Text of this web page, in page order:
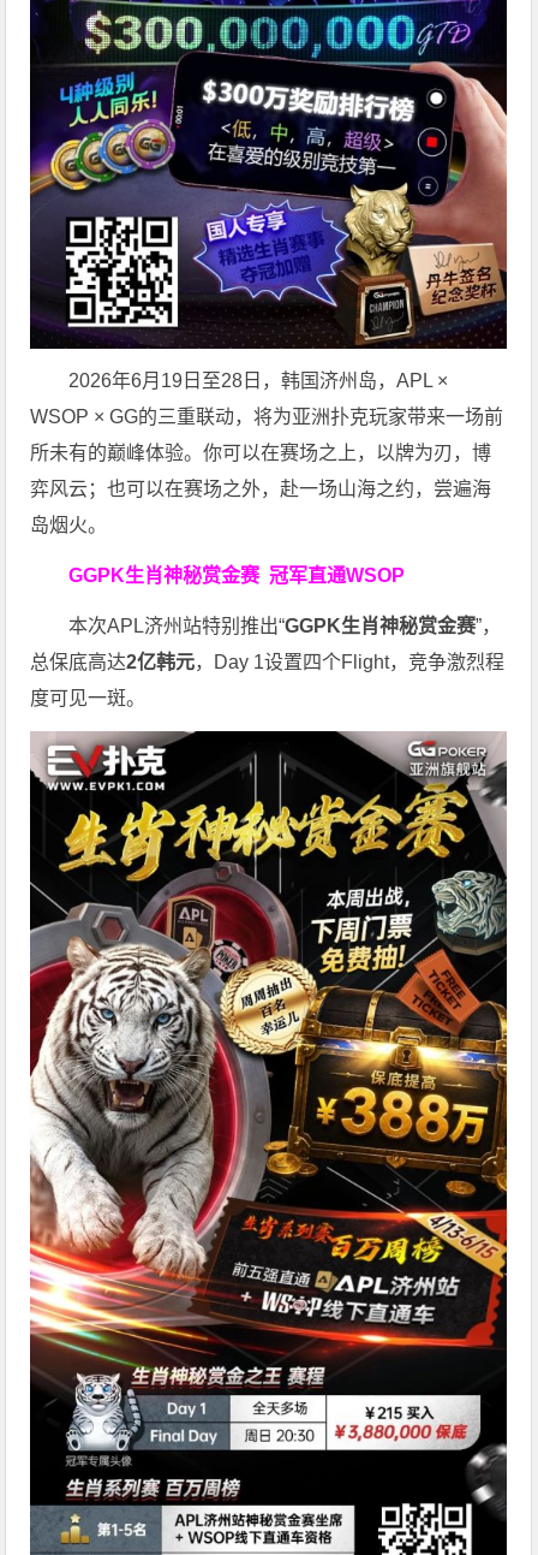
2026年6月19日至28日，韩国济州岛，APL ×
WSOP × GG的三重联动，将为亚洲扑克玩家带来一场前
所未有的巅峰体验。你可以在赛场之上，以牌为刃，博
弈风云；也可以在赛场之外，赴一场山海之约，尝遍海
岛烟火。
GGPK生肖神秘赏金赛冠军直通WSOP
本次APL济州站特别推出“GGPK生肖神秘赏金赛”，
总保底高达2亿韩元，Day 1设置四个Flight，竞争激烈程
度可见一斑。